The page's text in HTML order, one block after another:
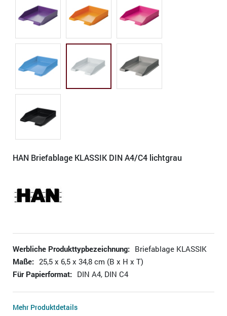
HAN Briefablage KLASSIK DIN A4/C4 lichtgrau
Werbliche Produkttypbezeichnung: Briefablage KLASSIK
Maße: 25,5 x 6,5 x 34,8 cm (B x H x T)
Für Papierformat: DIN A4, DIN C4
Mehr Produktdetails